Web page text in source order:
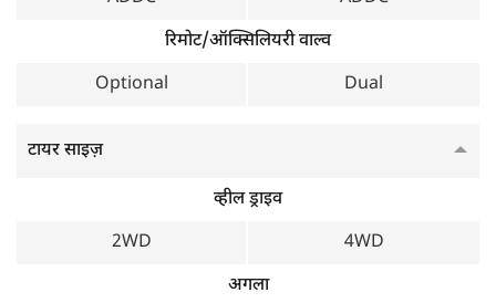
रिमोट/ऑक्सिलियरी वाल्व
Optional
Dual
टायर साइज़
व्हील ड्राइव
2WD
4WD
अगला